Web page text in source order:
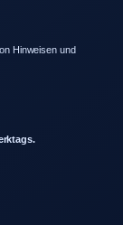
Hinweisen und